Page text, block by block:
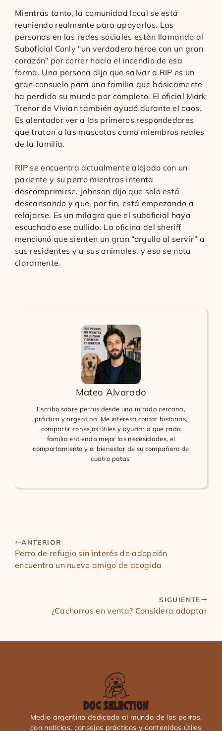
Mientras tanto, la comunidad local se está
reuniendo realmente para apoyarlos. Las
personas en las redes sociales están llamando al
Suboficial Conly “un verdadero héroe con un gran
corazón” por correr hacia el incendio de esa
forma. Una persona dijo que salvar a RIP es un
gran consuelo para una familia que básicamente
ha perdido su mundo por completo. El oficial Mark
Trenor de Vivian también ayudó durante el caos.
Es alentador ver a los primeros respondedores
que tratan a las mascotas como miembros reales
de la familia.
RIP se encuentra actualmente alojado con un
pariente y su perro mientras intenta
descomprimirse. Johnson dijo que solo está
descansando y que, por fin, está empezando a
relajarse. Es un milagro que el suboficial haya
escuchado ese aullido. La oficina del sheriff
mencionó que sienten un gran “orgullo al servir” a
sus residentes y a sus animales, y eso se nota
claramente.
Mateo Alvarado
Escribo sobre perros desde una mirada cercana,
práctica y argentina. Me interesa contar historias,
compartir consejos útiles y ayudar a que cada
familia entienda mejor las necesidades, el
comportamiento y el bienestar de su compañero de
cuatro patas.
ANTERIOR
Perro de refugio sin interés de adopción
encuentra un nuevo amigo de acogida
SIGUIENTE
¿Cachorros en venta? Considera adoptar
Medio argentino dedicado al mundo de los perros,
con noticias, consejos prácticos y contenidos útiles